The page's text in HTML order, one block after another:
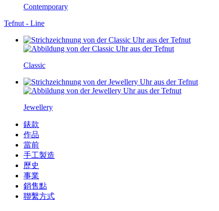
Contemporary
Tefnut - Line
Classic
Jewellery
錶款
作品
當前
手工製造
歷史
事業
銷售點
聯繫方式